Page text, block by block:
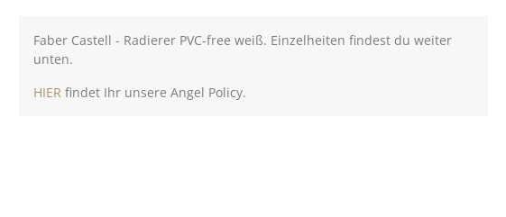
Faber Castell - Radierer PVC-free weiß. Einzelheiten findest du weiter
unten.
HIER findet Ihr unsere Angel Policy.